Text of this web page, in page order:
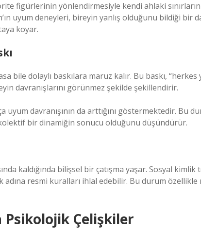
figürlerinin yönlendirmesiyle kendi ahlaki
uyum deneyleri, bireyin yanlış olduğunu bildiği bir
koyar.
dolaylı baskılara maruz kalır. Bu baskı, “herkes
davranışlarını görünmez şekilde şekillendirir.
davranışının da arttığını göstermektedir. Bu
bir dinamiğin sonucu olduğunu düşündürür.
kaldığında bilişsel bir çatışma yaşar. Sosyal kimlik
resmi kuralları ihlal edebilir. Bu durum özellikle
Psikolojik Çelişkiler